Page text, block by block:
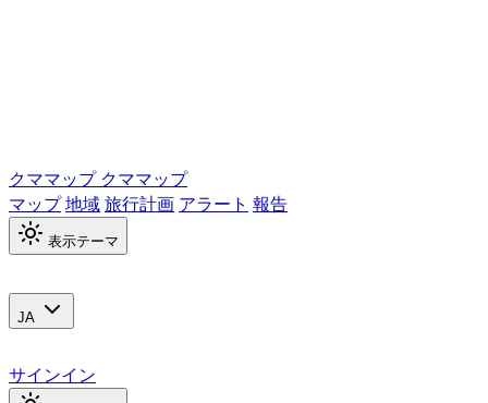
クママップ クママップ
マップ地域旅行計画 アラート 報告
表示テーマ
JA
サインイン